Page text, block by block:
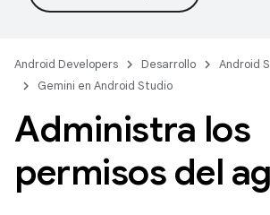
Android Developers Desarrollo
Android
Gemini en Android Studio
Administra los
permisos del